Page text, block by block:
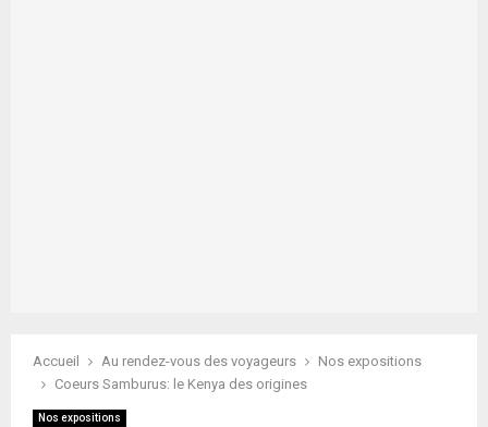
Accueil Au rendez-vous des voyageurs
Nos expositions
Coeurs Samburus: le Kenya des origines
Nos expositions